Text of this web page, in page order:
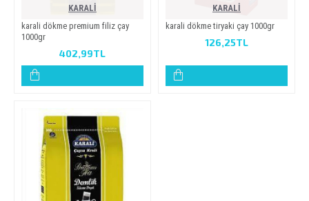
KARALİ
karali dökme premium filiz çay
1000gr
402,99TL
KARALİ
karali dökme tiryaki çay 1000gr
126,25TL